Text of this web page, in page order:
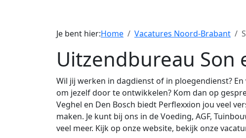
Je bent hier:Home Vacatures Noord-Brabant
Uitzendbureau Son
Wil jij werken in dagdienst of in ploegendienst?
om jezelf door te ontwikkelen? Kom dan op
Veghel en Den Bosch biedt Perflexxion jou veel
maken. Je kunt bij ons in de Voeding, AGF,
veel meer. Kijk op onze website, bekijk onze